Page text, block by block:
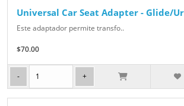
Universal Car Seat Adapter - Glide/
Este adaptador permite transfo..
$70.00